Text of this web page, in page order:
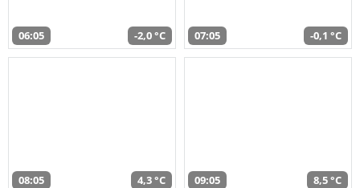
06:05 -2,0 °C 07:05 -0,1 °C
08:05 4,3 °C 09:05 8,5 °C